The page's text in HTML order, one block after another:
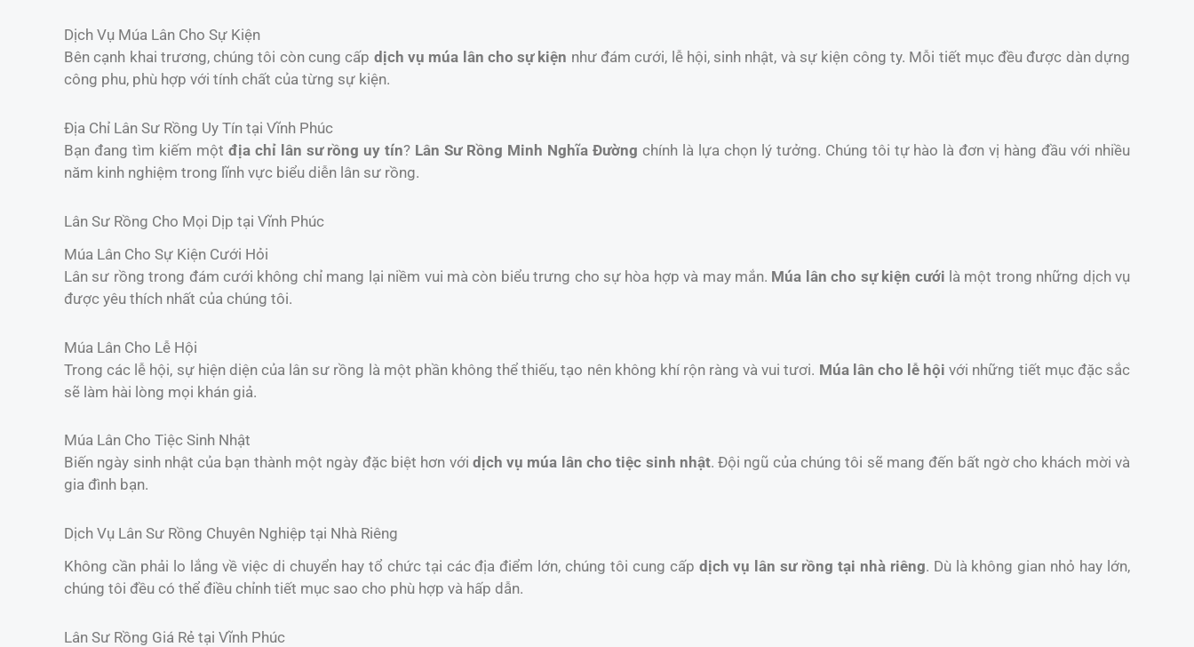
Dịch Vụ Múa Lân Cho Sự Kiện
Bên cạnh khai trương, chúng tôi còn cung cấp dịch vụ múa lân cho sự kiện như đám cưới, lễ hội, sinh nhật, và sự kiện công ty. Mỗi tiết mục đều được dàn dựng
công phu, phù hợp với tính chất của từng sự kiện.
Địa Chỉ Lân Sư Rồng Uy Tín tại Vĩnh Phúc
Bạn đang tìm kiếm một địa chỉ lân sư rồng uy tín? Lân Sư Rồng Minh Nghĩa Đường chính là lựa chọn lý tưởng. Chúng tôi tự hào là đơn vị hàng đầu với nhiều
năm kinh nghiệm trong lĩnh vực biểu diễn lân sư rồng.
Lân Sư Rồng Cho Mọi Dịp tại Vĩnh Phúc
Múa Lân Cho Sự Kiện Cưới Hỏi
Lân sư rồng trong đám cưới không chỉ mang lại niềm vui mà còn biểu trưng cho sự hòa hợp và may mắn. Múa lân cho sự kiện cưới là một trong những dịch vụ
được yêu thích nhất của chúng tôi.
Múa Lân Cho Lễ Hội
Trong các lễ hội, sự hiện diện của lân sư rồng là một phần không thể thiếu, tạo nên không khí rộn ràng và vui tươi. Múa lân cho lễ hội với những tiết mục đặc sắc
sẽ làm hài lòng mọi khán giả.
Múa Lân Cho Tiệc Sinh Nhật
Biến ngày sinh nhật của bạn thành một ngày đặc biệt hơn với dịch vụ múa lân cho tiệc sinh nhật. Đội ngũ của chúng tôi sẽ mang đến bất ngờ cho khách mời và
gia đình bạn.
Dịch Vụ Lân Sư Rồng Chuyên Nghiệp tại Nhà Riêng
Không cần phải lo lắng về việc di chuyển hay tổ chức tại các địa điểm lớn, chúng tôi cung cấp dịch vụ lân sư rồng tại nhà riêng. Dù là không gian nhỏ hay lớn,
chúng tôi đều có thể điều chỉnh tiết mục sao cho phù hợp và hấp dẫn.
Lân Sư Rồng Giá Rẻ tại Vĩnh Phúc